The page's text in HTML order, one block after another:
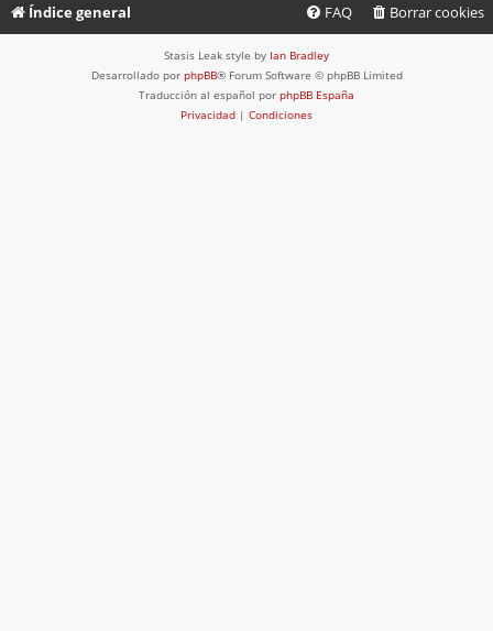
Índice general Borrar cookies
FAQ
Stasis Leak style by Ian Bradley
Desarrollado por phpBB® Forum Software © phpBB Limited
Traducción al español por phpBB España
Privacidad | Condiciones